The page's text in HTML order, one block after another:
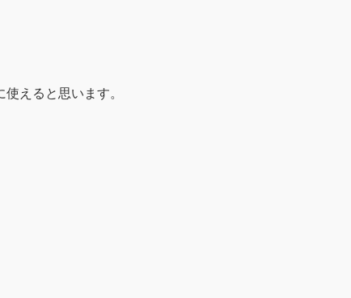
えると思います。